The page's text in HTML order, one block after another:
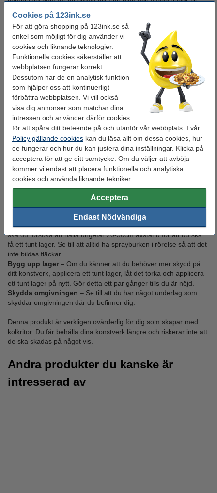
Cookies på 123ink.se
För att göra shopping på 123ink.se så
enkel som möjligt för dig använder vi
cookies och liknande teknologier.
Funktionella cookies säkerställer att
webbplatsen fungerar korrekt.
Dessutom har de en analytisk funktion
som hjälper oss att kontinuerligt
förbättra webbplatsen. Vi vill också
visa dig annonser som matchar dina
intressen och använder därför cookies
för att spåra ditt beteende på och utanför vår webbplats. I vår
Policy gällande cookies kan du läsa allt om dessa cookies, hur
de fungerar och hur du kan justera dina inställningar. Klicka på
acceptera för att ge ditt samtycke. Om du väljer att avböja
kommer vi endast att placera funktionella och analytiska
cookies och använda liknande tekniker.
Acceptera
Endast Nödvändiga
mycket frihet när du ska uttrycka dig kreativt med hjälp av dom.
Fixativ för kolkritor
Fixativ är viktigt att använda sig av när du arbetar med kolkritor,
då de är lätta att smetas ut eller smulas sönder. Då kan du
använda detta fixativ för att skydda dina konstverk. Du kan då
förvara dina konstverk utan att de tar skada av det och de klarar
även av beröring.
Fixativet lägger sig som ett skyddande lager över ditt verk och
förlänger hållbarheten på det. Det kan vara bra att testa fixativet
på en testbit innan du sprayar på din konst, så att du ser att
resultatet blir som du vill. Håll på lite avstånd när du sprayar, för
att undvika fläckar.
Hur du använder dig av fixativet:
Se till att du sitter i ett rum med bra ventilation
en aerosol och ger av sig ångor som kan vara farliga att andas in
Håll ett bra avstånd när du sprayar– När du sprayar fixativet
ska du försöka att hålla ungefär 20-30cm avstånd för att du ska
få ett tunt lager. Se till att alltid ha sprayburken i rörelse så att det
inte bildas fläckar.
Bygg upp lager – Om du känner att du behöver mer skydd på
ditt konstverk, applicera ett tunt lager, låt det torka och applicera
ett tunt lager på nytt. Gör detta ett par gånger tills du är nöjd.
Skydda omgivningen – Se till att du har något underlag som
skyddar omgivningen där du befinner dig.
Denna produkt är verkligen ovärderlig för dig som skapar med
kolkritor. Du får behålla dina konstverk längre och riskerar inte att
de ska skadas på något vis.
Andra produkter du kanske är
intresserad av